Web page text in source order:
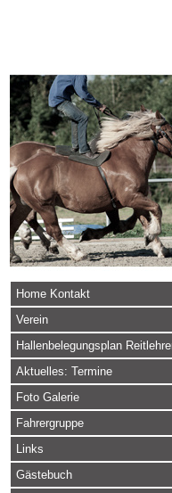
Home Kontakt
Verein
Hallenbelegungsplan
Aktuelles: Termine
Foto Galerie
Fahrergruppe
Links
Gästebuch